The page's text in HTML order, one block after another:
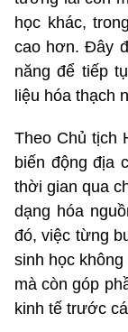
học khác,
cao hơn. Đây
năng để tiếp
liệu hóa thạch
Theo Chủ tịch
biến động địa
thời gian qua
dạng hóa
đó, việc từng
sinh học
mà còn góp
kinh tế trước